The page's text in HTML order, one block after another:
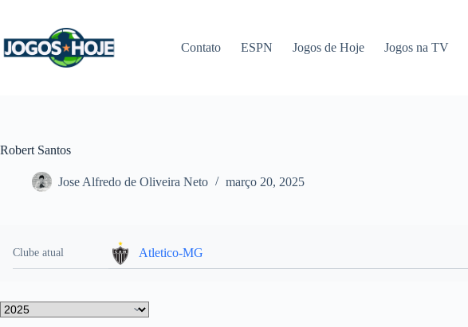
conteúdo
Contato ESPN Jogos de Hoje Jogos na TV
Robert Santos
Jose Alfredo de Oliveira Neto março 20, 2025
Clube atual Atletico-MG